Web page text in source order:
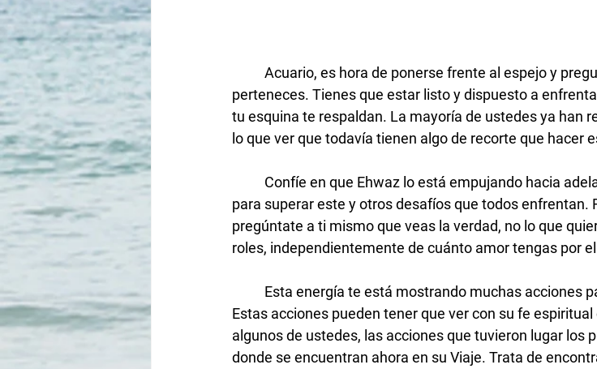
Acuario, es hora de ponerse frente al espejo y
perteneces. Tienes que estar listo y dispuesto a
tu esquina te respaldan. La mayoría de ustedes ya han
lo que ver que todavía tienen algo de recorte que hacer
para superar este y otros desafíos que todos enfrentan.
pregúntate a ti mismo que veas la verdad, no lo que
roles, independientemente de cuánto amor tengas por
Estas acciones pueden tener que ver con su fe
algunos de ustedes, las acciones que tuvieron lugar los
donde se encuentran ahora en su Viaje. Trata de